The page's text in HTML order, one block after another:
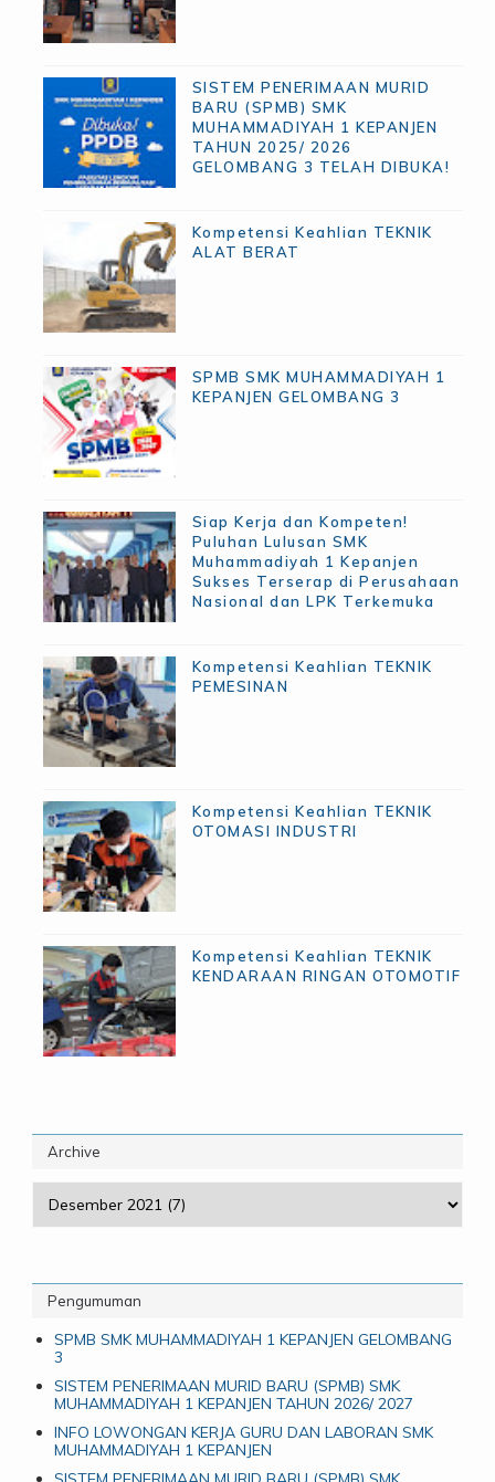
SISTEM PENERIMAAN MURID
BARU (SPMB) SMK
MUHAMMADIYAH 1 KEPANJEN
TAHUN 2025/ 2026
GELOMBANG 3 TELAH DIBUKA!
Kompetensi Keahlian TEKNIK
ALAT BERAT
SPMB SMK MUHAMMADIYAH 1
KEPANJEN GELOMBANG 3
Siap Kerja dan Kompeten!
Puluhan Lulusan SMK
Muhammadiyah 1 Kepanjen
Sukses Terserap di Perusahaan
Nasional dan LPK Terkemuka
Kompetensi Keahlian TEKNIK
PEMESINAN
Kompetensi Keahlian TEKNIK
OTOMASI INDUSTRI
Kompetensi Keahlian TEKNIK
KENDARAAN RINGAN OTOMOTIF
Archive
Pengumuman
SPMB SMK MUHAMMADIYAH 1 KEPANJEN GELOMBANG
3
SISTEM PENERIMAAN MURID BARU (SPMB) SMK
MUHAMMADIYAH 1 KEPANJEN TAHUN 2026/ 2027
INFO LOWONGAN KERJA GURU DAN LABORAN SMK
MUHAMMADIYAH 1 KEPANJEN